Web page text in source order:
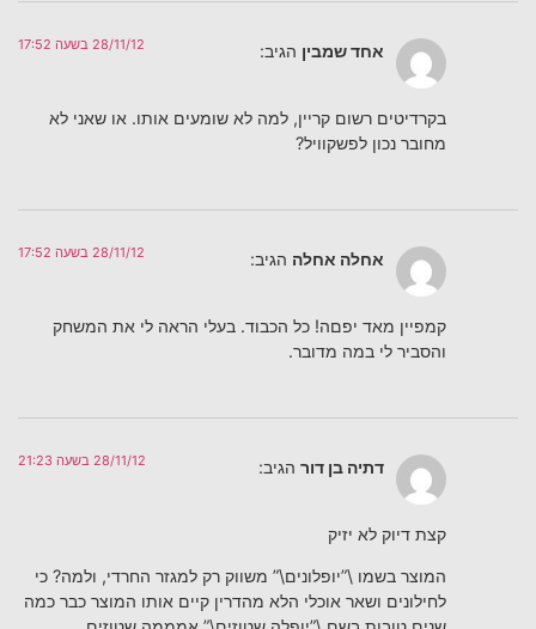
אחד שמבין הגיב: 28/11/12 בשעה 17:52
בקרדיטים רשום קריין, למה לא שומעים אותו. או שאני לא
מחובר נכון לפשקוויל?
אחלה אחלה הגיב: 28/11/12 בשעה 17:52
קמפיין מאד יפםה! כל הכבוד. בעלי הראה לי את המשחק
והסביר לי במה מדובר.
דתיה בן דור הגיב: 28/11/12 בשעה 21:23
קצת דיוק לא יזיק
המוצר בשמו \”יופלונים\” משווק רק למגזר החרדי, ולמה? כי
לחילונים ושאר אוכלי הלא מהדרין קיים אותו המוצר כבר כמה